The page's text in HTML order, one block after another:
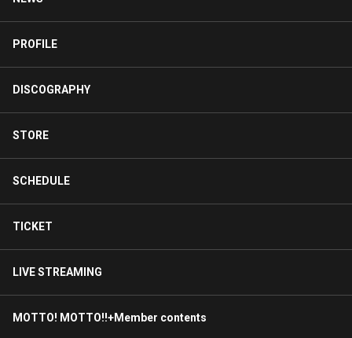
PROFILE
DISCOGRAPHY
STORE
SCHEDULE
TICKET
LIVE STREAMING
MOTTO! MOTTO!!+Member contents